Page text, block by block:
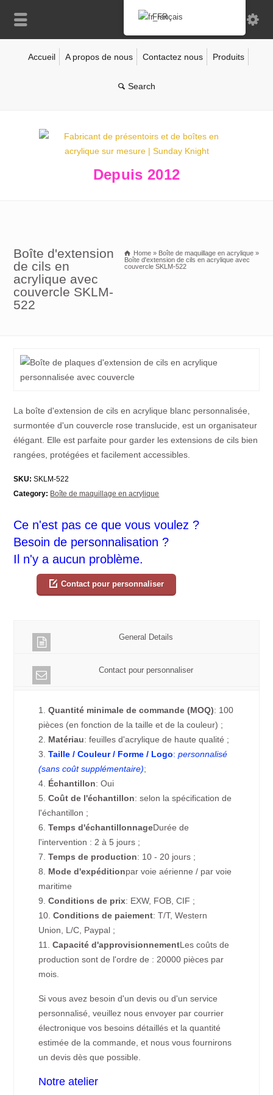
Accueil A propos de nous Contactez nous Produits
Depuis 2012
Boîte d'extension
de cils en
acrylique avec
couvercle SKLM-
522
Home » Boîte de maquillage en acrylique »
Boîte d'extension de cils en acrylique avec
couvercle SKLM-522
La boîte d'extension de cils en acrylique blanc personnalisée,
surmontée d'un couvercle rose translucide, est un organisateur
élégant. Elle est parfaite pour garder les extensions de cils bien
rangées, protégées et facilement accessibles.
SKU: SKLM-522
Category: Boîte de maquillage en acrylique
Ce n'est pas ce que vous voulez ?
Besoin de personnalisation ?
Il n'y a aucun problème.
Contact pour personnaliser
General Details
Contact pour personnaliser
1.Quantité minimale de commande (MOQ): 100
pièces (en fonction de la taille et de la couleur) ;
2. Matériau: feuilles d'acrylique de haute qualité ;
3.Taille / Couleur / Forme / Logo:personnalisé
(sans coût supplémentaire);
4. Échantillon: Oui
5.Coût de l'échantillon: selon la spécification de
l'échantillon ;
6.Temps d'échantillonnageDurée de
l'intervention : 2 à 5 jours ;
7.Temps de production: 10 - 20 jours ;
8. Mode d'expéditionpar voie aérienne / par voie
maritime
9.Conditions de prix: EXW, FOB, CIF ;
10.Conditions de paiement: T/T, Western
Union, L/C, Paypal ;
11.Capacité d'approvisionnementLes coûts de
production sont de l'ordre de : 20000 pièces par
mois.
Si vous avez besoin d'un devis ou d'un service
personnalisé, veuillez nous envoyer par courrier
électronique vos besoins détaillés et la quantité
estimée de la commande, et nous vous fournirons
un devis dès que possible.
Notre atelier
Français